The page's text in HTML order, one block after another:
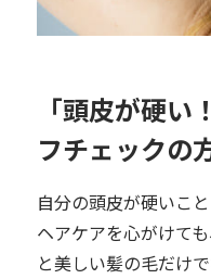
「頭皮が硬
フチェックの
自分の頭皮が硬いこ
ヘアケアを心がけて
と美しい髪の毛だけ